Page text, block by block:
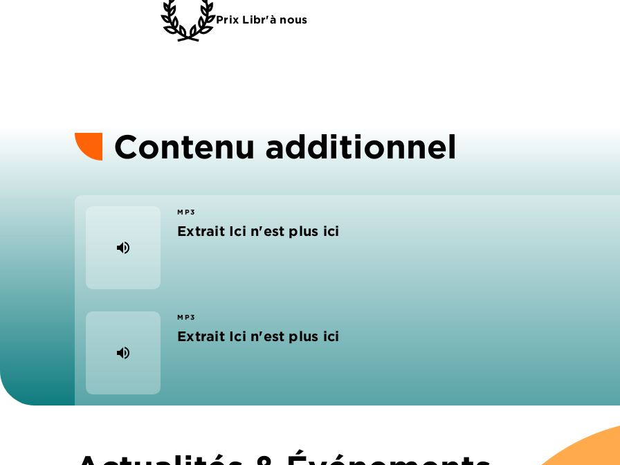
Prix Libr'à nous
Contenu additionnel
volume_up
MP3
Extrait Ici n'est plus ici
volume_up
MP3
Extrait Ici n'est plus ici